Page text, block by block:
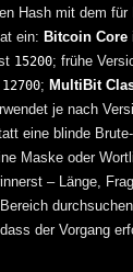
Hash mit dem für
ein: Bitcoin Core
15200; frühe
12700; MultiBit
je nach
eine blinde
Maske oder
– Länge,
der Vorgang